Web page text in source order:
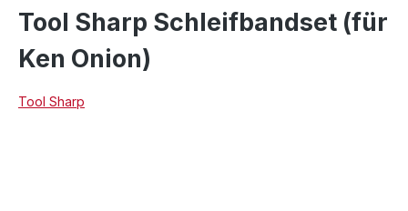
Tool Sharp Schleifbandset (für
Ken Onion)
Tool Sharp